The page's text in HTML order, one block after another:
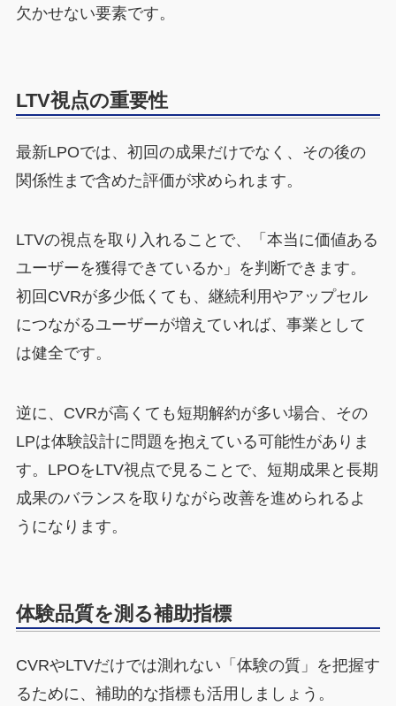
欠かせない要素です。
LTV視点の重要性
最新LPOでは、初回の成果だけでなく、その後の
関係性まで含めた評価が求められます。
LTVの視点を取り入れることで、「本当に価値ある
ユーザーを獲得できているか」を判断できます。
初回CVRが多少低くても、継続利用やアップセル
につながるユーザーが増えていれば、事業として
は健全です。
逆に、CVRが高くても短期解約が多い場合、その
LPは体験設計に問題を抱えている可能性がありま
す。LPOをLTV視点で見ることで、短期成果と長期
成果のバランスを取りながら改善を進められるよ
うになります。
体験品質を測る補助指標
CVRやLTVだけでは測れない「体験の質」を把握す
るために、補助的な指標も活用しましょう。